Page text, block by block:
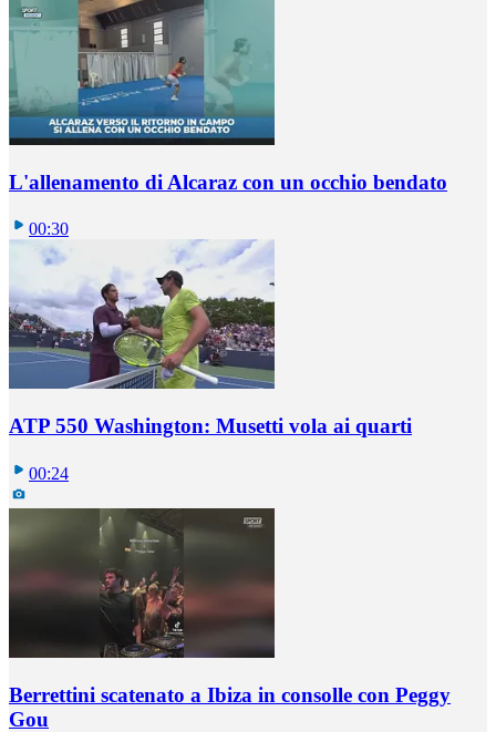
L'allenamento di Alcaraz con un occhio bendato
00:30
ATP 550 Washington: Musetti vola ai quarti
00:24
Berrettini scatenato a Ibiza in consolle con Peggy
Gou